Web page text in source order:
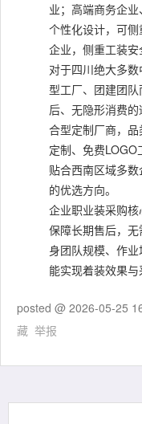
业；高端商务企
个性化设计，可
企业，侧重工装安
对于四川绝大多
型工厂、团建团
后、无隐形消费
合型定制厂商，
定制、免费LOGO
贴合西南区域多
的优选方向。
企业职业装采购核
保障长期售后，
身团队规模、作
能实现着装效果与
posted @ 2026-05-25
藏 举报